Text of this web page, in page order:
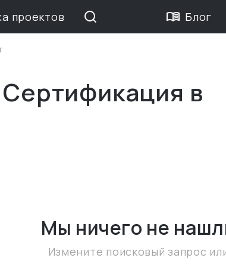
проектов Блог
в
Мы ничего не
Измените поисковый запрос